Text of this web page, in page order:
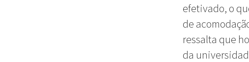
efetivado, o
de
ressalta que
da